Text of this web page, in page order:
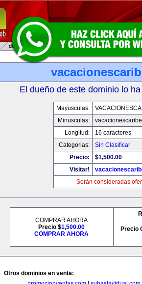
El dueño de este dominio lo
Mayusculas:
Minusculas:
Longitud:
16 caracteres
Categorias:
Sin Clasificar
Precio:
$1,500.00
Visitar!
Serán consideradas
COMPRAR AHORA
Precio $1,500.00
COMPRAR AHORA
Precio
Otros dominios en venta: